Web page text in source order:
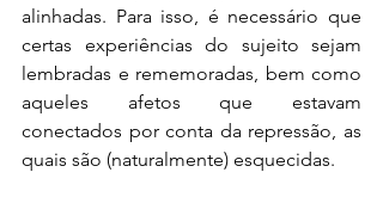
alinhadas. Para isso, é necessário que
certas experiências do sujeito sejam
lembradas e rememoradas, bem como
aqueles afetos que estavam
conectados por conta da repressão, as
quais são (naturalmente) esquecidas.